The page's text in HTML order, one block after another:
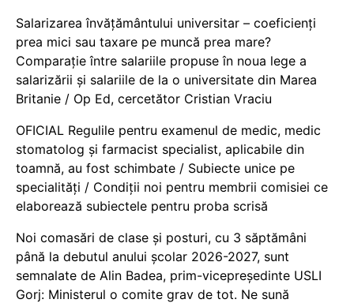
Salarizarea învățământului universitar – coeficienți
prea mici sau taxare pe muncă prea mare?
Comparație între salariile propuse în noua lege a
salarizării și salariile de la o universitate din Marea
Britanie / Op Ed, cercetător Cristian Vraciu
OFICIAL Regulile pentru examenul de medic, medic
stomatolog și farmacist specialist, aplicabile din
toamnă, au fost schimbate / Subiecte unice pe
specialități / Condiții noi pentru membrii comisiei ce
elaborează subiectele pentru proba scrisă
Noi comasări de clase și posturi, cu 3 săptămâni
până la debutul anului școlar 2026-2027, sunt
semnalate de Alin Badea, prim-vicepreședinte USLI
Gorj: Ministerul o comite grav de tot. Ne sună